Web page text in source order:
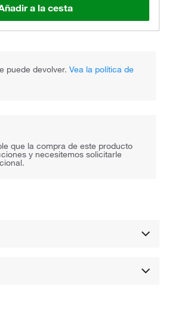
a la cesta
puede devolver.Vea la política de
que la compra de este producto
y necesitemos solicitarle